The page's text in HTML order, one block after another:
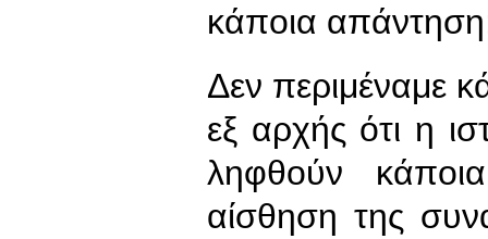
κάποια
Δεν περιμέναμε
εξ αρχής ότι η
ληφθούν
αίσθηση της